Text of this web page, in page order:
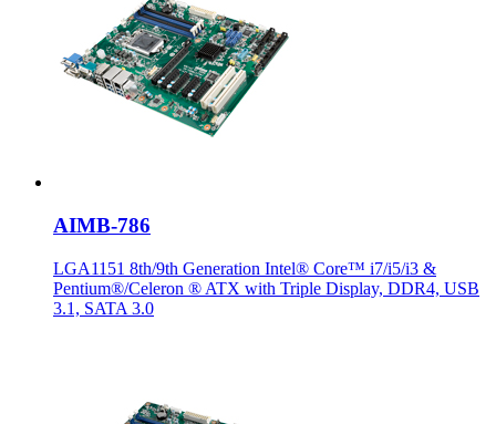
AIMB-786
LGA1151 8th/9th Generation Intel® Core™ i7/i5/i3 &
Pentium®/Celeron ® ATX with Triple Display, DDR4, USB
3.1, SATA 3.0